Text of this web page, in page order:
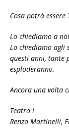
Cosa potrà
Lo chiediamo a
Lo chiediamo agli
questi anni, tante
esploderanno.
Ancora una volta
Teatro i
Renzo Martinelli,